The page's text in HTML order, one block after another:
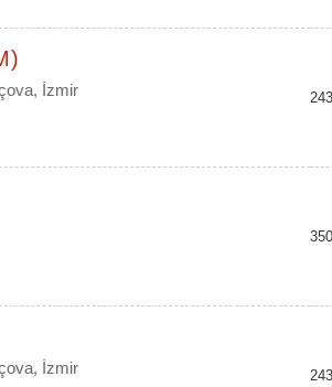
İzmir
İzmir